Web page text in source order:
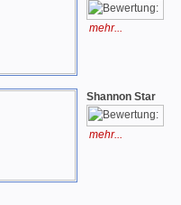
mehr...
Shannon Star
mehr...